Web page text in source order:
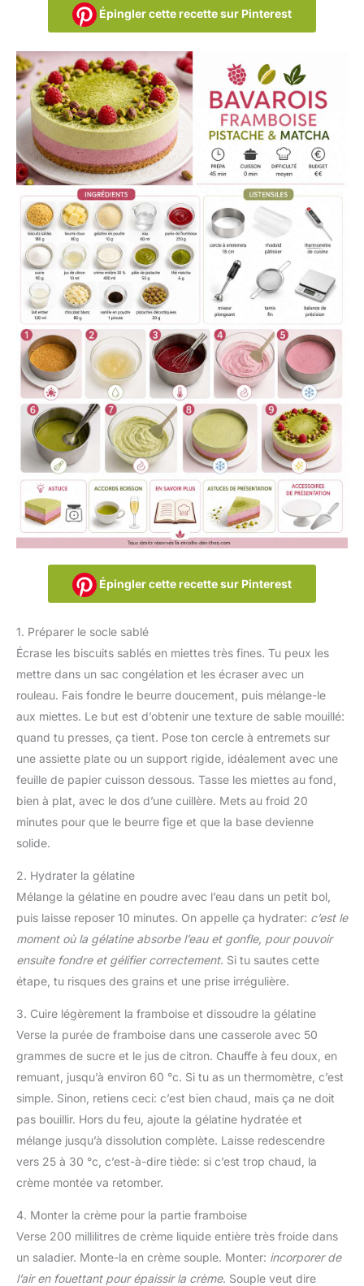
Épingler cette recette sur Pinterest
Épingler cette recette sur Pinterest
1. Préparer le socle sablé
Écrase les biscuits sablés en miettes très fines. Tu peux les
mettre dans un sac congélation et les écraser avec un
rouleau. Fais fondre le beurre doucement, puis mélange-le
aux miettes. Le but est d’obtenir une texture de sable mouillé:
quand tu presses, ça tient. Pose ton cercle à entremets sur
une assiette plate ou un support rigide, idéalement avec une
feuille de papier cuisson dessous. Tasse les miettes au fond,
bien à plat, avec le dos d’une cuillère. Mets au froid 20
minutes pour que le beurre fige et que la base devienne
solide.
2. Hydrater la gélatine
Mélange la gélatine en poudre avec l’eau dans un petit bol,
puis laisse reposer 10 minutes. On appelle ça hydrater: c’est le
moment où la gélatine absorbe l’eau et gonfle, pour pouvoir
ensuite fondre et gélifier correctement. Si tu sautes cette
étape, tu risques des grains et une prise irrégulière.
3. Cuire légèrement la framboise et dissoudre la gélatine
Verse la purée de framboise dans une casserole avec 50
grammes de sucre et le jus de citron. Chauffe à feu doux, en
remuant, jusqu’à environ 60 °c. Si tu as un thermomètre, c’est
simple. Sinon, retiens ceci: c’est bien chaud, mais ça ne doit
pas bouillir. Hors du feu, ajoute la gélatine hydratée et
mélange jusqu’à dissolution complète. Laisse redescendre
vers 25 à 30 °c, c’est-à-dire tiède: si c’est trop chaud, la
crème montée va retomber.
4. Monter la crème pour la partie framboise
Verse 200 millilitres de crème liquide entière très froide dans
un saladier. Monte-la en crème souple. Monter: incorporer de
l’air en fouettant pour épaissir la crème. Souple veut dire